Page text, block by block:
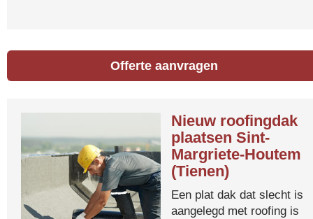
Offerte aanvragen
Nieuw roofingdak
plaatsen Sint-
Margriete-Houtem
(Tienen)
Een plat dak dat slecht is
aangelegd met roofing is